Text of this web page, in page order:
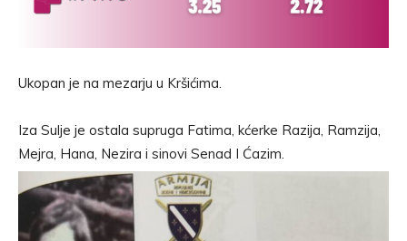
Ukopan je na mezarju u Kršićima.
Iza Sulje je ostala supruga Fatima, kćerke Razija, Ramzija,
Mejra, Hana, Nezira i sinovi Senad I Ćazim.